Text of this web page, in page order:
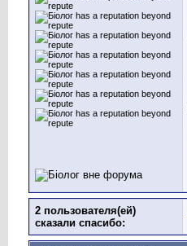
2 пользователя(ей)
сказали cпасибо: